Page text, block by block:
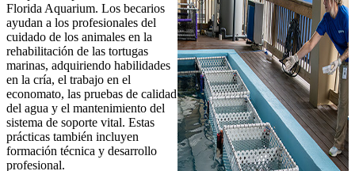
Florida Aquarium. Los becarios
ayudan a los profesionales del
cuidado de los animales en la
rehabilitación de las tortugas
marinas, adquiriendo habilidades
en la cría, el trabajo en el
economato, las pruebas de calidad
del agua y el mantenimiento del
sistema de soporte vital. Estas
prácticas también incluyen
formación técnica y desarrollo
profesional.